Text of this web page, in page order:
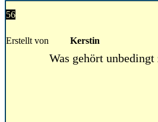
56
Erstellt von Kerstin
Was gehört unbedingt